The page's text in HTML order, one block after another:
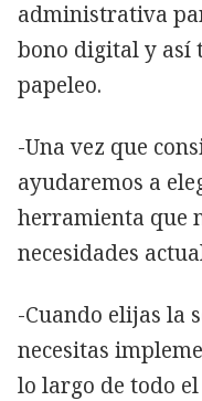
administrativa
bono digital y así
papeleo.
-Una vez que
ayudaremos a
herramienta que
necesidades
-Cuando elijas la
necesitas
lo largo de todo